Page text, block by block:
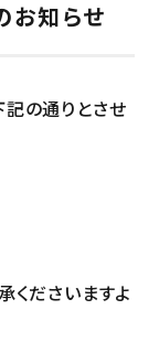
お知らせ
の通りとさせ
くださいますよ